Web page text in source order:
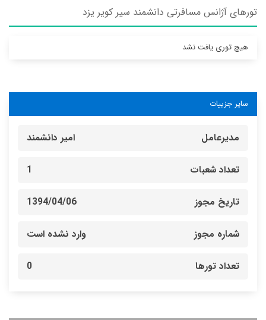
تورهای آژانس مسافرتی دانشمند سير کوير يزد
هیچ توری یافت نشد
سایر جزییات
مدیرعامل امیر دانشمند
تعداد شعبات 1
تاریخ مجوز 1394/04/06
شماره مجوز وارد نشده است
تعداد تورها 0